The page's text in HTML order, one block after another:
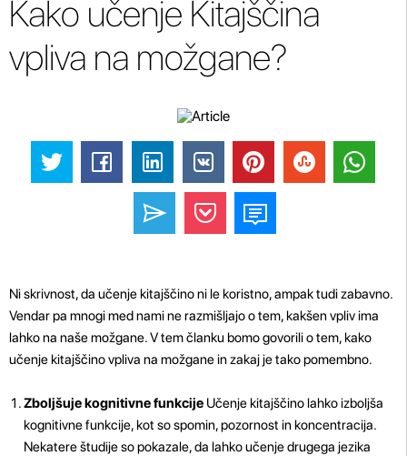
Kako učenje Kitajščina
vpliva na možgane?
Ni skrivnost, da učenje kitajščino ni le koristno, ampak tudi zabavno.
Vendar pa mnogi med nami ne razmišljajo o tem, kakšen vpliv ima
lahko na naše možgane. V tem članku bomo govorili o tem, kako
učenje kitajščino vpliva na možgane in zakaj je tako pomembno.
Zboljšuje kognitivne funkcije Učenje kitajščino lahko izboljša
kognitivne funkcije, kot so spomin, pozornost in koncentracija.
Nekatere študije so pokazale, da lahko učenje drugega jezika